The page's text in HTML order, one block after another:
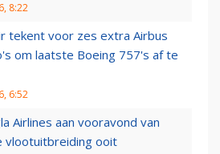
8:22
tekent voor zes extra Airbus
om laatste Boeing 757's af te
6:52
Airlines aan vooravond van
vlootuitbreiding ooit